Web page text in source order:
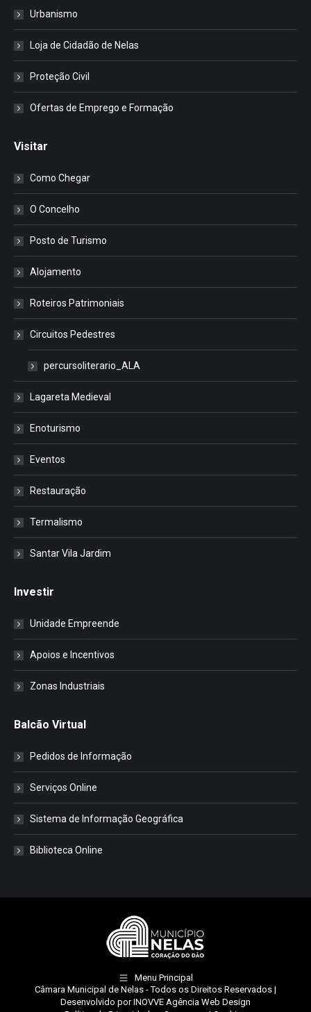
Urbanismo
Loja de Cidadão de Nelas
Proteção Civil
Ofertas de Emprego e Formação
Visitar
Como Chegar
O Concelho
Posto de Turismo
Alojamento
Roteiros Patrimoniais
Circuitos Pedestres
percursoliterario_ALA
Lagareta Medieval
Enoturismo
Eventos
Restauração
Termalismo
Santar Vila Jardim
Investir
Unidade Empreende
Apoios e Incentivos
Zonas Industriais
Balcão Virtual
Pedidos de Informação
Serviços Online
Sistema de Informação Geográfica
Biblioteca Online
Menu Principal
Câmara Municipal de Nelas - Todos os Direitos Reservados |
Desenvolvido porINOVVE Agência Web Design